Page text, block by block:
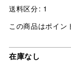
送料区分: 1
この商品はポイン
在庫なし